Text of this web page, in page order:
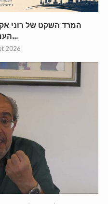
העממית...
2026